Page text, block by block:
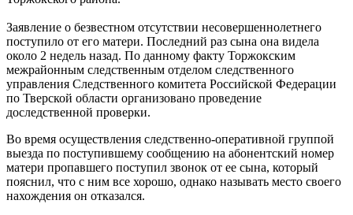
Заявление о безвестном отсутствии несовершеннолетнего
поступило от его матери. Последний раз сына она видела
около 2 недель назад. По данному факту Торжокским
межрайонным следственным отделом следственного
управления Следственного комитета Российской Федерации
по Тверской области организовано проведение
доследственной проверки.
Во время осуществления следственно-оперативной группой
выезда по поступившему сообщению на абонентский номер
матери пропавшего поступил звонок от ее сына, который
пояснил, что с ним все хорошо, однако называть место своего
нахождения он отказался.